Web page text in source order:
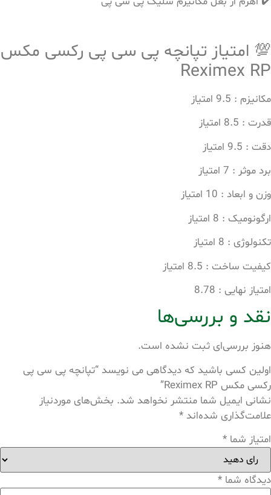
💯 امتیاز تپانچه پی سی پی رکسی مکس
Reximex RP
مکانیزم : 9.5 امتیاز
قدرت : 8.5 امتیاز
دقت : 9.5 امتیاز
برد موثر : 7 امتیاز
وزن و ابعاد : 10 امتیاز
ارگونومیک : 8 امتیاز
تکنولوژی : 8 امتیاز
کیفیت ساخت : 8.5 امتیاز
امتیاز نهایی : 8.78
نقد و بررسی‌ها
هنوز بررسی‌ای ثبت نشده است.
اولین کسی باشید که دیدگاهی می نویسد “تپانچه پی سی پی
رکسی مکس Reximex RP”
نشانی ایمیل شما منتشر نخواهد شد. بخش‌های موردنیاز
علامت‌گذاری شده‌اند *
امتیاز شما *
دیدگاه شما *